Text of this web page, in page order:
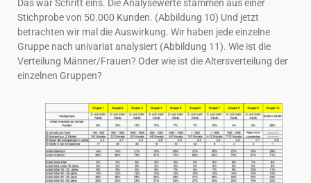
Das war Schritt eins. Die Analysewerte stammen aus einer
Stichprobe von 50.000 Kunden. (Abbildung 10) Und jetzt
betrachten wir mal die Auswirkung. Wir haben jede einzelne
Gruppe nach univariat analysiert (Abbildung 11). Wie ist die
Verteilung Männer/Frauen? Oder wie ist die Altersverteilung der
einzelnen Gruppen?